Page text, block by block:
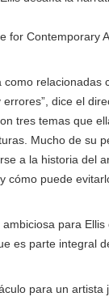
for Contemporary
como
dice el
tres temas que
Mucho de su
a la historia del
cómo puede
ambiciosa para
es parte integral
para un artista